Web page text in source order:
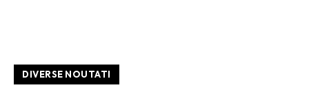
DIVERSE NOUTATI